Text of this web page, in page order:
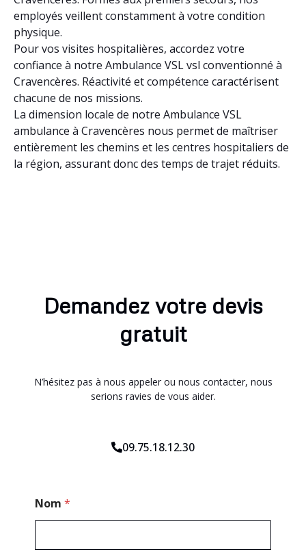
employés veillent constamment à votre condition
physique.
Pour vos visites hospitalières, accordez votre
confiance à notre Ambulance VSL vsl conventionné à
Cravencères. Réactivité et compétence caractérisent
chacune de nos missions.
La dimension locale de notre Ambulance VSL
ambulance à Cravencères nous permet de maîtriser
entièrement les chemins et les centres hospitaliers de
la région, assurant donc des temps de trajet réduits.
Demandez votre devis
gratuit
N’hésitez pas à nous appeler ou nous contacter, nous
serions ravies de vous aider.
09.75.18.12.30
Nom *